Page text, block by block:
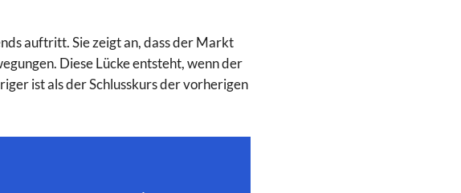
auftritt. Sie zeigt an, dass der Markt
Diese Lücke entsteht, wenn der
ist als der Schlusskurs der vorherigen